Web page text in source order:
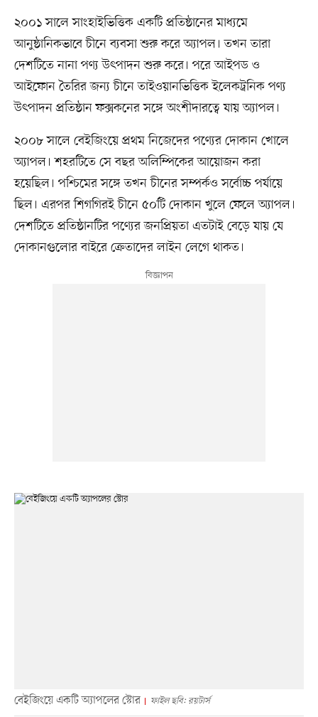
২০০১ সালে সাংহাইভিত্তিক একটি প্রতিষ্ঠানের মাধ্যমে
আনুষ্ঠানিকভাবে চীনে ব্যবসা শুরু করে অ্যাপল। তখন তারা
দেশটিতে নানা পণ্য উৎপাদন শুরু করে। পরে আইপড ও
আইফোন তৈরির জন্য চীনে তাইওয়ানভিত্তিক ইলেকট্রনিক পণ্য
উৎপাদন প্রতিষ্ঠান ফক্সকনের সঙ্গে অংশীদারত্বে যায় অ্যাপল।
২০০৮ সালে বেইজিংয়ে প্রথম নিজেদের পণ্যের দোকান খোলে
অ্যাপল। শহরটিতে সে বছর অলিম্পিকের আয়োজন করা
হয়েছিল। পশ্চিমের সঙ্গে তখন চীনের সম্পর্কও সর্বোচ্চ পর্যায়ে
ছিল। এরপর শিগগিরই চীনে ৫০টি দোকান খুলে ফেলে অ্যাপল।
দেশটিতে প্রতিষ্ঠানটির পণ্যের জনপ্রিয়তা এতটাই বেড়ে যায় যে
দোকানগুলোর বাইরে ক্রেতাদের লাইন লেগে থাকত।
বেইজিংয়ে একটি অ্যাপলের স্টোর ফাইল ছবি: রয়টার্স